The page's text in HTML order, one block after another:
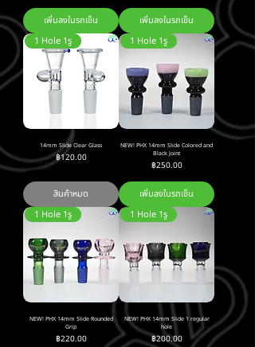
เพิ่มลงในรถเข็น
เพิ่มลงในรถเข็น
1 Hole 1รู
14mm Slide Clear Glass
ราคา
฿120.00
สินค้าหมด
1 Hole 1รู
NEW! PHX 14mm Slide Colored and
Black Joint
ราคา
฿250.00
เพิ่มลงในรถเข็น
1 Hole 1รู
NEW! PHX 14mm Slide Rounded
Grip
ราคา
฿220.00
1 Hole 1รู
NEW! PHX 14mm Slide 1 regular
hole
ราคา
฿200.00